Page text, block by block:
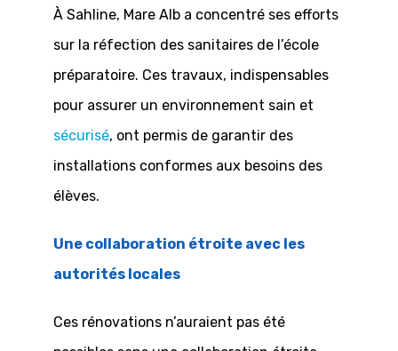
À Sahline, Mare Alb a concentré ses efforts
sur la réfection des sanitaires de l’école
préparatoire. Ces travaux, indispensables
pour assurer un environnement sain et
sécurisé, ont permis de garantir des
installations conformes aux besoins des
élèves.
Une collaboration étroite avec les
autorités locales
Ces rénovations n’auraient pas été